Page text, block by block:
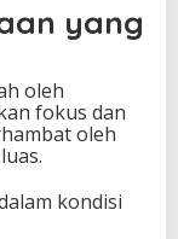
yang
oleh
fokus dan
oleh
kondisi